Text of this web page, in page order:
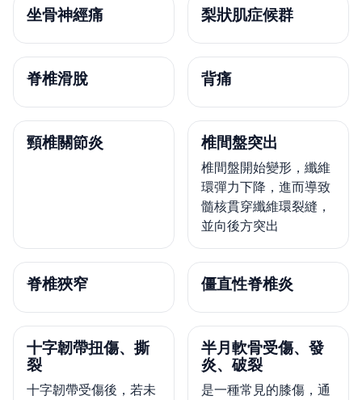
坐骨神經痛 梨狀肌症候群
脊椎滑脫 背痛
頸椎關節炎 椎間盤突出
椎間盤開始變形，纖維
環彈力下降，進而導致
髓核貫穿纖維環裂縫，
並向後方突出
脊椎狹窄 僵直性脊椎炎
十字韌帶扭傷、撕
裂
十字韌帶受傷後，若未
半月軟骨受傷、發
炎、破裂
是一種常見的膝傷，通